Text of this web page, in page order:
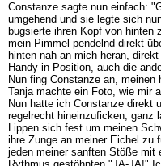
Constanze sagte nun einfach:
umgehend und sie legte sich
bugsierte ihren Kopf von hinten
mein Pimmel pendelnd direkt
hinten nah an mich heran,
Handy in Position, auch die
Nun fing Constanze an,
Tanja machte ein Foto, wie mir
Nun hatte ich Constanze direkt
regelrecht hineinzuficken, ganz
Lippen sich fest um meinen
ihre Zunge an meiner Eichel zu
jeden meiner sanften Stöße mit